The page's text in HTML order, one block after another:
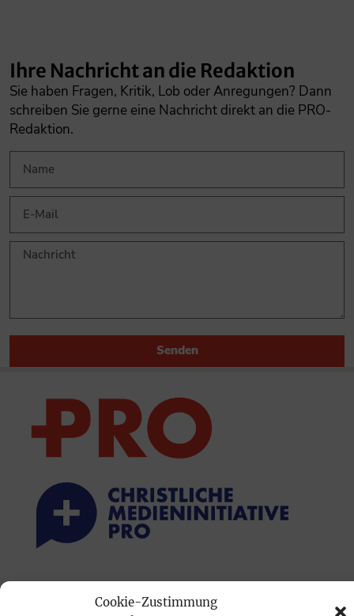
Cookie-Zustimmung
Ihre Nachricht an die Redaktion
Sie haben Fragen, Kritik, Lob oder Anregungen? Dann
schreiben Sie gerne eine Nachricht direkt an die PRO-
Redaktion.
Senden